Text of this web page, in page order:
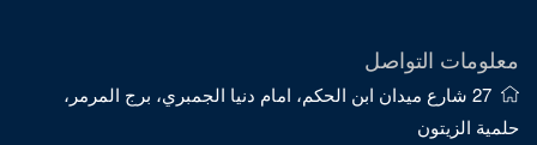
معلومات التواصل
27 شارع ميدان ابن الحكم، امام دنيا الجمبري، برج المرمر،
حلمية الزيتون